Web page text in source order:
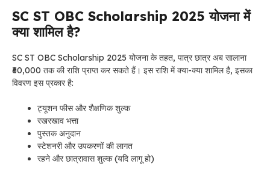
SC ST OBC Scholarship 2025 योजना में
क्या शामिल है?
SC ST OBC Scholarship 2025 योजना के तहत, पात्र छात्र अब सालाना
₹60,000 तक की राशि प्राप्त कर सकते हैं। इस राशि में क्या-क्या शामिल है, इसका
विवरण इस प्रकार है:
ट्यूशन फीस और शैक्षणिक शुल्क
रखरखाव भत्ता
पुस्तक अनुदान
स्टेशनरी और उपकरणों की लागत
रहने और छात्रावास शुल्क (यदि लागू हो)